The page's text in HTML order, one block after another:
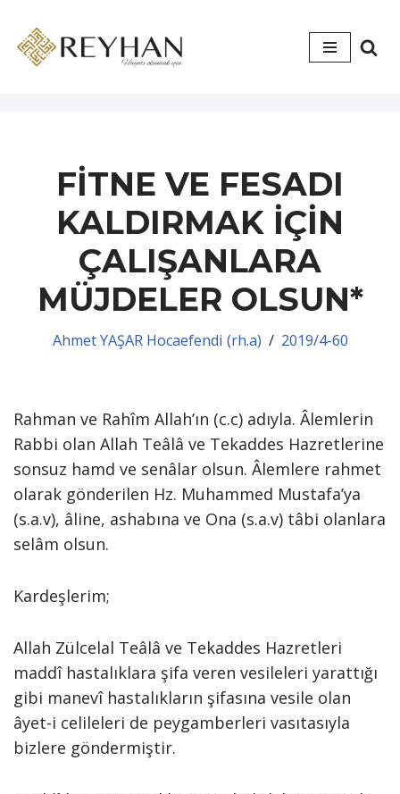
İçeriğe
FİTNE VE FESADI
KALDIRMAK İÇİN
ÇALIŞANLARA
MÜJDELER OLSUN*
Ahmet YAŞAR Hocaefendi (rh.a) 2019/4-60
Rahman ve Rahîm Allah’ın (c.c) adıyla. Âlemlerin
Rabbi olan Allah Teâlâ ve Tekaddes Hazretlerine
sonsuz hamd ve senâlar olsun. Âlemlere rahmet
olarak gönderilen Hz. Muhammed Mustafa’ya
(s.a.v), âline, ashabına ve Ona (s.a.v) tâbi olanlara
selâm olsun.
Kardeşlerim;
Allah Zülcelal Teâlâ ve Tekaddes Hazretleri
maddî hastalıklara şifa veren vesileleri yarattığı
gibi manevî hastalıkların şifasına vesile olan
âyet-i celileleri de peygamberleri vasıtasıyla
bizlere göndermiştir.